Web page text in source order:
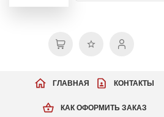
КАК ОФОРМИТЬ ЗАКАЗ
ГЛАВНАЯ КОНТАКТЫ